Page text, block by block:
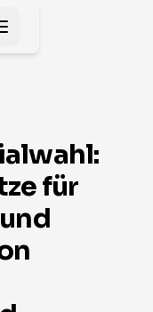
main menu
für